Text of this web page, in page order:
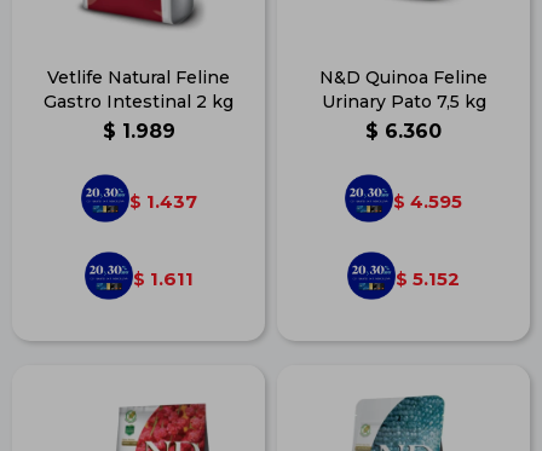
Vetlife Natural Feline
Gastro Intestinal 2 kg
$ 1.989
$ 1.437
$ 1.611
N&D Quinoa Feline
Urinary Pato 7,5 kg
$ 6.360
$ 4.595
$ 5.152